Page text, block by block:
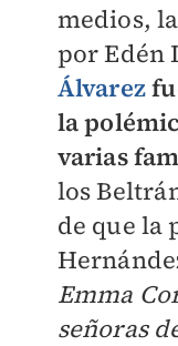
medios,
por Edén
Álvarez
la
varias
los
de que la
Emma
señoras